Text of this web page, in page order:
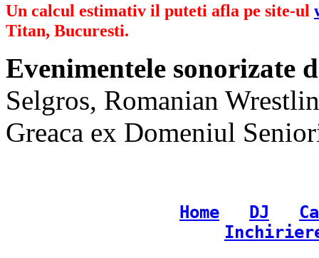
Un calcul estimativ il puteti afla pe site-ul
Titan, Bucuresti.
Evenimentele sonorizate
Selgros, Romanian
Greaca ex Domeniul